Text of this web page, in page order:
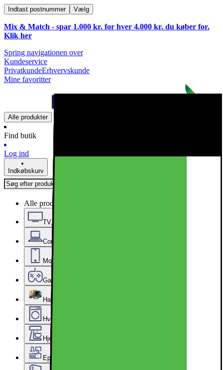
Indtast postnummer Vælg
Mix & Match - spar 1.000 kr. for hver 4.000 kr. du køber for.
Klik her
Spring navigationen over
Kundeservice
PrivatkundeErhvervskunde
Mine favoritter
Alle produkter
Find butik
Log ind
Indkøbskurv
Alle produkter
TV, Lyd & Smart Home
Computer & Kontor
Mobil, Tablet & Smartwatch
Gaming
Hardware
Hvidevarer
Hjem, Rengøring & Køkkenudstyr
Epoq køkken & bryggers